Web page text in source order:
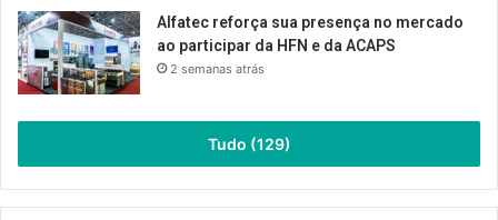
Alfatec reforça sua presença no mercado
ao participar da HFN e da ACAPS
2 semanas atrás
Tudo (129)